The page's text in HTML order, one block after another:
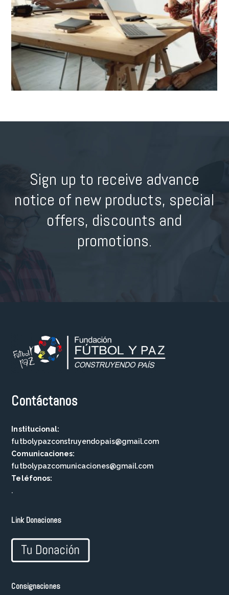
Sign up to receive advance
notice of new products, special
offers, discounts and
promotions.
Contáctanos
Institucional:
futbolypazconstruyendopais@gmail.com
Comunicaciones:
futbolypazcomunicaciones@gmail.com
Teléfonos:
.
Link Donaciones
Consignaciones